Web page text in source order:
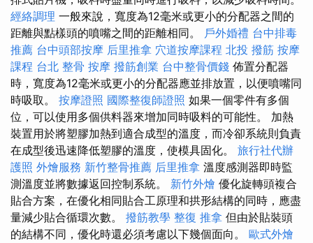
經絡調理 一般來說，寬度為12毫米或更小的分配器之間的
距離與點樣頭的噴嘴之間的距離相同。 戶外婚禮 台中排毒
推薦 台中頭部按摩 后里推拿 穴道按摩課程 北投 撥筋 按摩
課程 台北 整骨 按摩 撥筋創業 台中整骨價錢 佈置分配器
時，寬度為12毫米或更小的分配器應並排放置，以便噴嘴同
時吸取。 按摩證照 國際整復師證照 如果一個零件有多個
位，可以使用多個供料器來增加同時吸料的可能性。 加熱
裝置用於將塑膠加熱到適合成型的溫度，而冷卻系統則負責
在成型後迅速降低塑膠的溫度，使模具固化。 旅行社代辦
護照 外燴服務 新竹整骨推薦 后里推拿 溫度感測器即時監
測溫度並將數據返回控制系統。 新竹外燴 優化旋轉頭複合
貼合方案，在優化相同貼合工原理和拱形結構的同時，應盡
量減少貼合循環次數。 撥筋教學 整復 推拿 但由於貼裝頭
的結構不同，優化時還必須考慮以下幾個面向。 歐式外燴